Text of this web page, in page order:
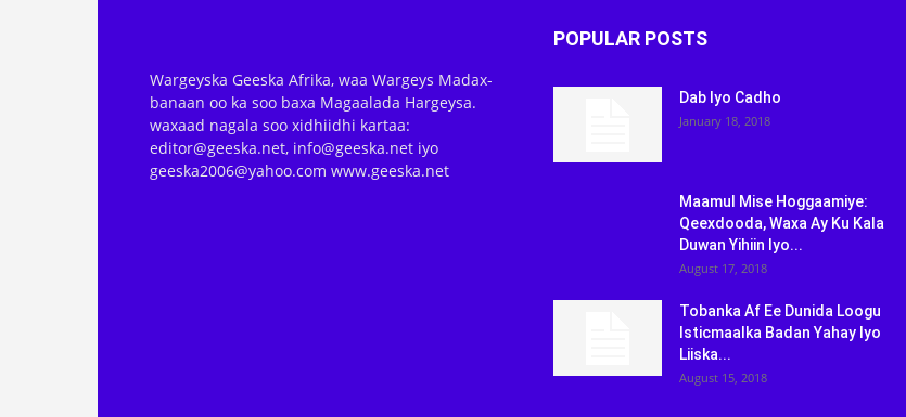
Wargeyska Geeska Afrika, waa Wargeys Madax-
banaan oo ka soo baxa Magaalada Hargeysa.
waxaad nagala soo xidhiidhi kartaa:
editor@geeska.net, info@geeska.net iyo
geeska2006@yahoo.com www.geeska.net
POPULAR POSTS
Dab Iyo Cadho
January 18, 2018
Maamul Mise Hoggaamiye:
Qeexdooda, Waxa Ay Ku Kala
Duwan Yihiin Iyo...
August 17, 2018
Tobanka Af Ee Dunida Loogu
Isticmaalka Badan Yahay Iyo
Liiska...
August 15, 2018